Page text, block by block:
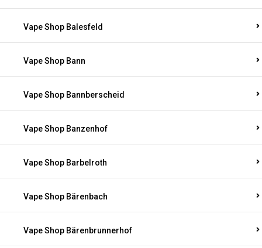
Vape Shop Balesfeld
Vape Shop Bann
Vape Shop Bannberscheid
Vape Shop Banzenhof
Vape Shop Barbelroth
Vape Shop Bärenbach
Vape Shop Bärenbrunnerhof